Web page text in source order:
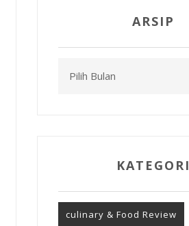
ARSIP
KATEGORI
culinary & Food Review